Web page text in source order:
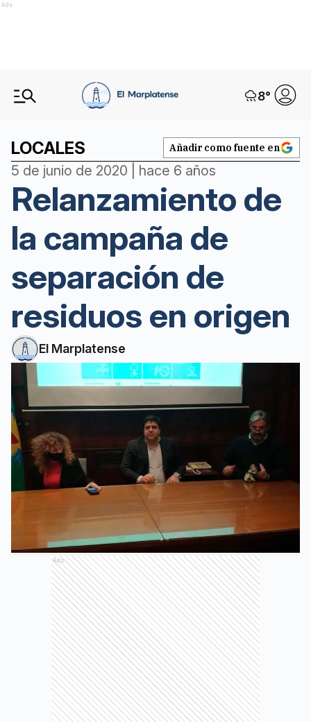
Ads
8°
LOCALES Añadir como fuente en
5 de junio de 2020 | hace 6 años
Relanzamiento de
la campaña de
separación de
residuos en origen
El Marplatense
Ads